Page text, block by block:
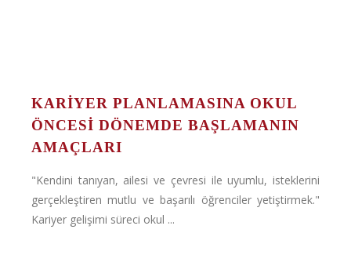
KARIYER PLANLAMASINA OKUL
ÖNCESI DÖNEMDE BAŞLAMANIN
AMAÇLARI
"Kendini tanıyan, ailesi ve çevresi ile uyumlu, isteklerini
gerçekleştiren mutlu ve başarılı öğrenciler yetiştirmek."
Kariyer gelişimi süreci okul ...